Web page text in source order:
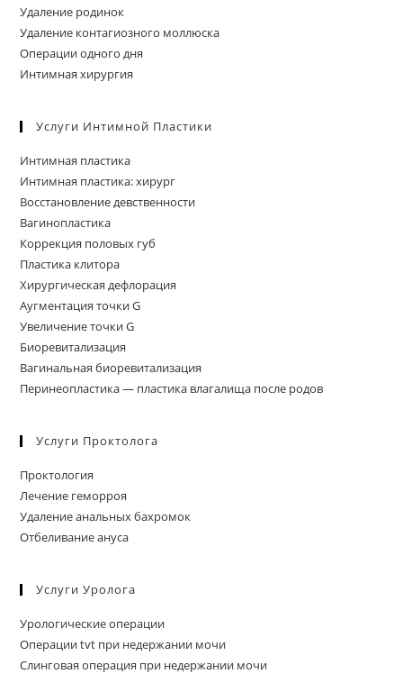
Удаление родинок
Удаление контагиозного моллюска
Операции одного дня
Интимная хирургия
Услуги Интимной Пластики
Интимная пластика
Интимная пластика: хирург
Восстановление девственности
Вагинопластика
Коррекция половых губ
Пластика клитора
Хирургическая дефлорация
Аугментация точки G
Увеличение точки G
Биоревитализация
Вагинальная биоревитализация
Перинеопластика — пластика влагалища после родов
Услуги Проктолога
Проктология
Лечение геморроя
Удаление анальных бахромок
Отбеливание ануса
Услуги Уролога
Урологические операции
Операции tvt при недержании мочи
Слинговая операция при недержании мочи